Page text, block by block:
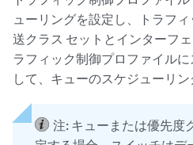
ューリングを設定し、トラフ
送クラス セットとインターフ
ラフィック制御プロファイル
して、キューのスケジューリン
注: キューまたは優先度